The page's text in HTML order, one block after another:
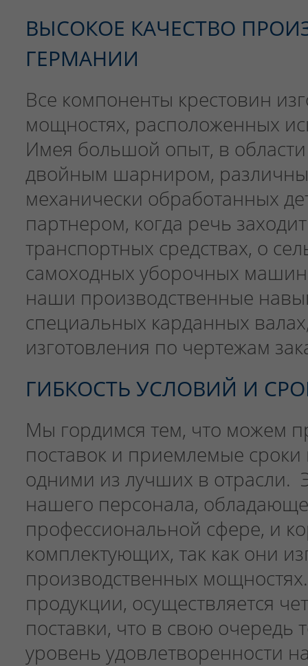
ВЫСОКОЕ КАЧЕСТВО
ГЕРМАНИИ
Все компоненты крестовин
мощностях, расположенных
Имея большой опыт, в
двойным шарниром,
механически обработанных
партнером, когда речь
транспортных средствах, о
самоходных уборочных
наши производственные
специальных карданных
изготовления по чертежам
ГИБКОСТЬ УСЛОВИЙ И
Мы гордимся тем, что можем
поставок и приемлемые сроки
одними из лучших в отрасли.
нашего персонала,
профессиональной сфере, и
комплектующих, так как они
производственных
продукции, осуществляется
поставки, что в свою очередь
уровень удовлетворенности